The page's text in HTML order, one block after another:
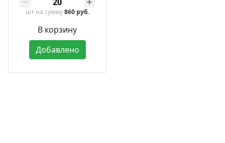
шт на сумму860 руб.
В корзину
Добавлено